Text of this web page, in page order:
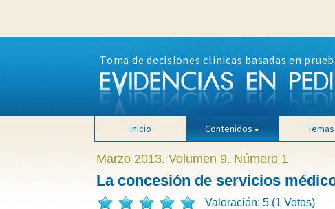
Toma de decisiones clínicas basadas en
Inicio Contenidos Temas
Marzo 2013. Volumen 9. Número 1
La concesión de servicios
Valoración: 5 (1 Votos)